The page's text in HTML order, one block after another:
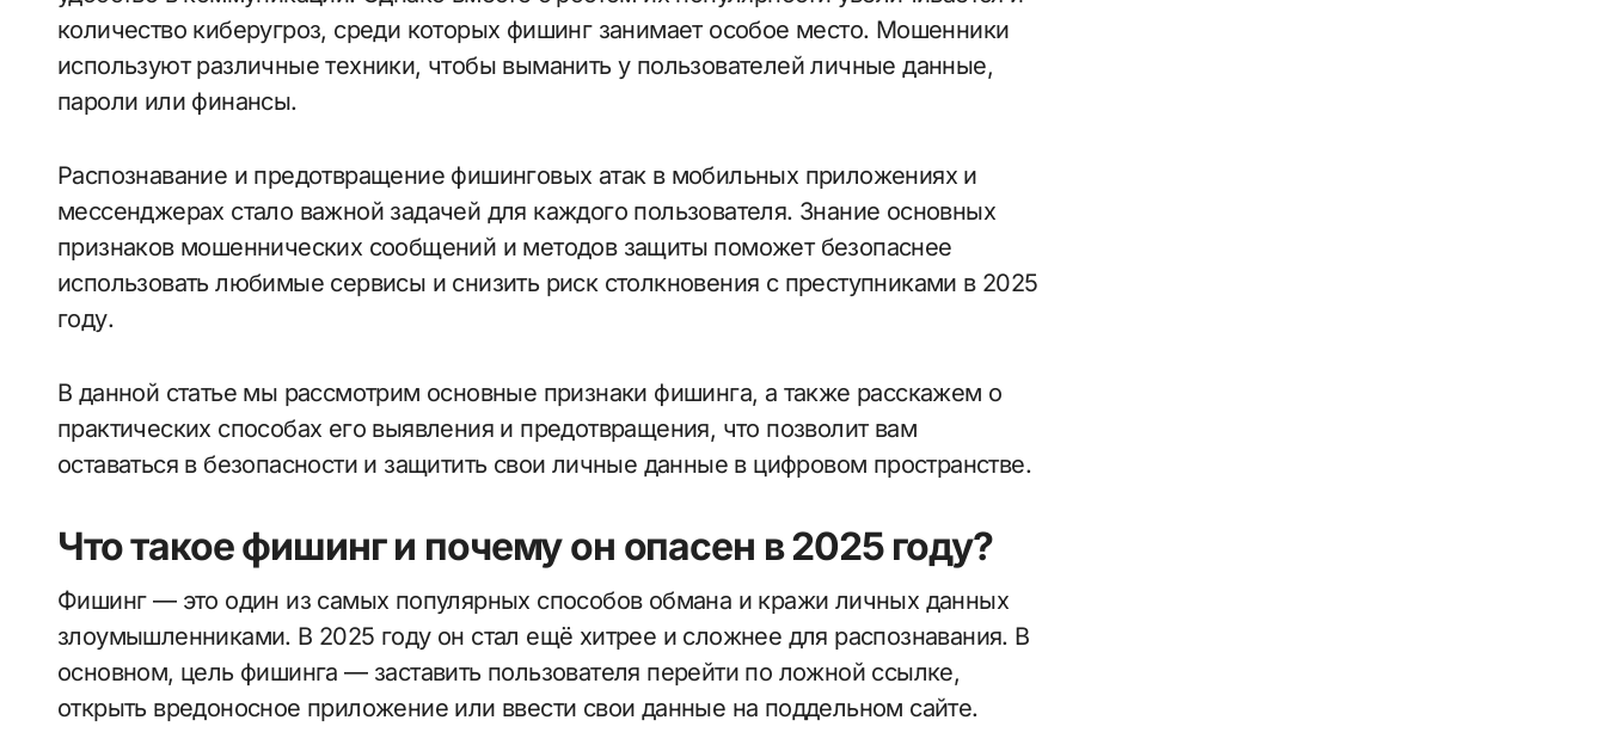
количество киберугроз, среди которых фишинг занимает особое место. Мошенники
используют различные техники, чтобы выманить у пользователей личные данные,
пароли или финансы.
Распознавание и предотвращение фишинговых атак в мобильных приложениях и
мессенджерах стало важной задачей для каждого пользователя. Знание основных
признаков мошеннических сообщений и методов защиты поможет безопаснее
использовать любимые сервисы и снизить риск столкновения с преступниками в 2025
году.
В данной статье мы рассмотрим основные признаки фишинга, а также расскажем о
практических способах его выявления и предотвращения, что позволит вам
оставаться в безопасности и защитить свои личные данные в цифровом пространстве.
Что такое фишинг и почему он опасен в 2025 году?
Фишинг — это один из самых популярных способов обмана и кражи личных данных
злоумышленниками. В 2025 году он стал ещё хитрее и сложнее для распознавания. В
основном, цель фишинга — заставить пользователя перейти по ложной ссылке,
открыть вредоносное приложение или ввести свои данные на поддельном сайте.